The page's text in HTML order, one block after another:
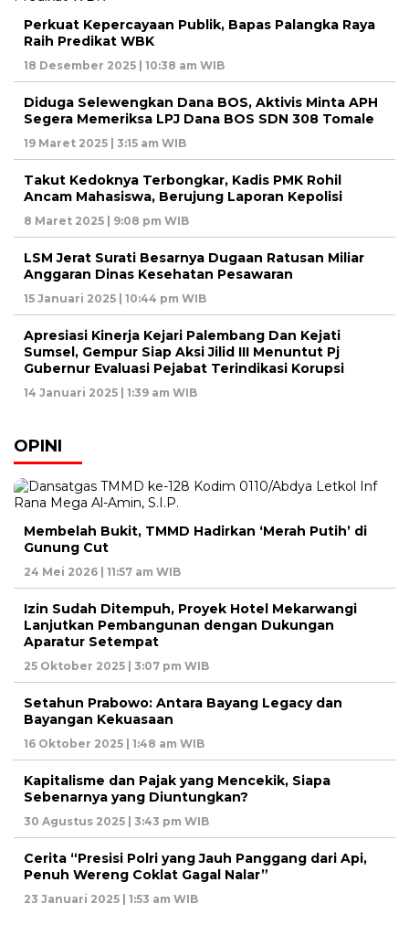
Perkuat Kepercayaan Publik, Bapas Palangka Raya
Raih Predikat WBK
18 Desember 2025 | 10:38 am WIB
Diduga Selewengkan Dana BOS, Aktivis Minta APH
Segera Memeriksa LPJ Dana BOS SDN 308 Tomale
19 Maret 2025 | 3:15 am WIB
Takut Kedoknya Terbongkar, Kadis PMK Rohil
Ancam Mahasiswa, Berujung Laporan Kepolisi
8 Maret 2025 | 9:08 pm WIB
LSM Jerat Surati Besarnya Dugaan Ratusan Miliar
Anggaran Dinas Kesehatan Pesawaran
15 Januari 2025 | 10:44 pm WIB
Apresiasi Kinerja Kejari Palembang Dan Kejati
Sumsel, Gempur Siap Aksi Jilid III Menuntut Pj
Gubernur Evaluasi Pejabat Terindikasi Korupsi
14 Januari 2025 | 1:39 am WIB
OPINI
Membelah Bukit, TMMD Hadirkan ‘Merah Putih’ di
Gunung Cut
24 Mei 2026 | 11:57 am WIB
Izin Sudah Ditempuh, Proyek Hotel Mekarwangi
Lanjutkan Pembangunan dengan Dukungan
Aparatur Setempat
25 Oktober 2025 | 3:07 pm WIB
Setahun Prabowo: Antara Bayang Legacy dan
Bayangan Kekuasaan
16 Oktober 2025 | 1:48 am WIB
Kapitalisme dan Pajak yang Mencekik, Siapa
Sebenarnya yang Diuntungkan?
30 Agustus 2025 | 3:43 pm WIB
Cerita “Presisi Polri yang Jauh Panggang dari Api,
Penuh Wereng Coklat Gagal Nalar”
23 Januari 2025 | 1:53 am WIB